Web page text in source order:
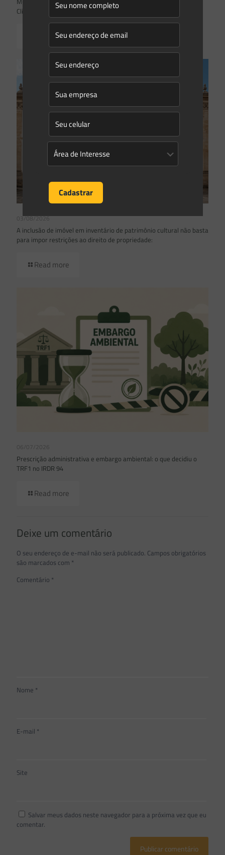
Clima 2026 para as hidrelétricas
Read more
03/08/2026
A inclusão de imóvel em inventário de patrimônio cultural não basta
para impor restrições ao direito de propriedade:
Read more
06/07/2026
Prescrição administrativa e embargo ambiental: o que decidiu o
TRF1 no IRDR 94
Read more
Deixe um comentário
O seu endereço de e-mail não será publicado. Campos obrigatórios
são marcados com *
Comentário *
Nome *
E-mail *
Site
Salvar meus dados neste navegador para a próxima vez que eu
comentar.